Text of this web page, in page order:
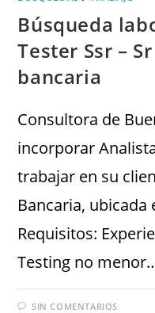
Búsqueda
Tester Ssr –
bancaria
Consultora de
incorporar
trabajar en su
Bancaria,
Requisitos:
Testing no
SIN COMENTARIOS